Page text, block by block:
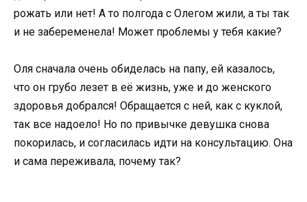
рожать или нет! А то полгода с Олегом жили, а ты так
и не забеременела! Может проблемы у тебя какие?
Оля сначала очень обиделась на папу, ей казалось,
что он грубо лезет в её жизнь, уже и до женского
здоровья добрался! Обращается с ней, как с куклой,
так все надоело! Но по привычке девушка снова
покорилась, и согласилась идти на консультацию. Она
и сама переживала, почему так?